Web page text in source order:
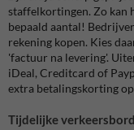
staffelkortingen. Zo kan
bepaald aantal!
rekening kopen. Kies
'factuur na levering'.
iDeal, Creditcard of
extra betalingskorting
Tijdelijke